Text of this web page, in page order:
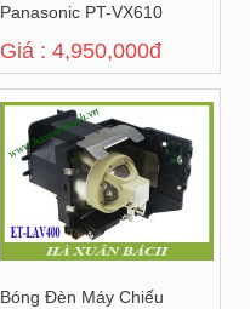
Panasonic PT-VX610
Giá : 4,950,000đ
Bóng Đèn Máy Chiếu